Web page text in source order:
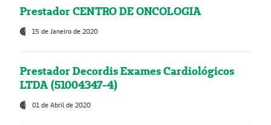
Prestador CENTRO DE ONCOLOGIA
15 de Janeiro de 2020
Prestador Decordis Exames Cardiológicos
LTDA (51004347-4)
01 de Abril de 2020